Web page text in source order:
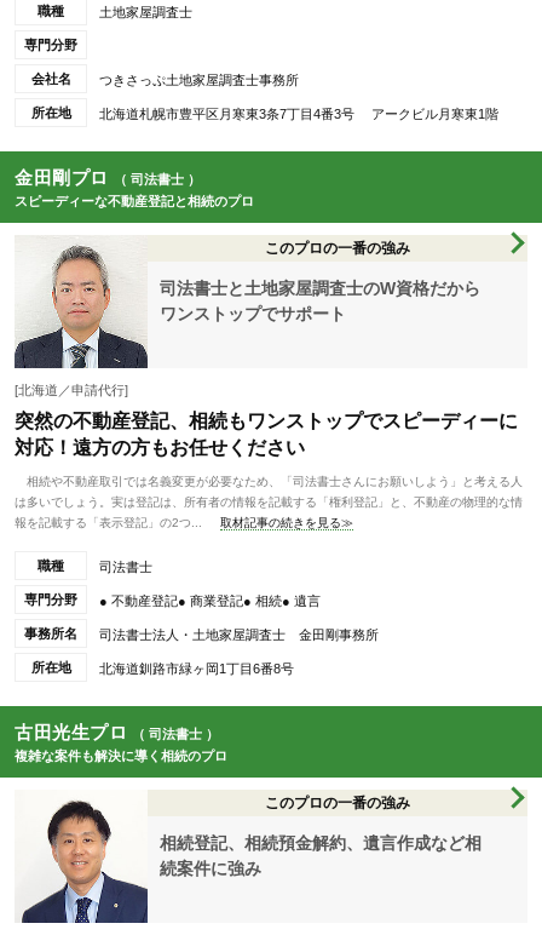
職種 土地家屋調査士
専門分野
会社名 つきさっぷ土地家屋調査士事務所
所在地 北海道札幌市豊平区月寒東3条7丁目4番3号 アークビル月寒東1階
金田剛プロ
（ 司法書士 ）
スピーディーな不動産登記と相続のプロ
このプロの一番の強み
司法書士と土地家屋調査士のW資格だから
ワンストップでサポート
[北海道／申請代行]
突然の不動産登記、相続もワンストップでスピーディーに
対応！遠方の方もお任せください
相続や不動産取引では名義変更が必要なため、「司法書士さんにお願いしよう」と考える人
は多いでしょう。実は登記は、所有者の情報を記載する「権利登記」と、不動産の物理的な情
報を記載する「表示登記」の2つ...
取材記事の続きを見る≫
職種 司法書士
専門分野 ● 不動産登記● 商業登記● 相続● 遺言
事務所名 司法書士法人・土地家屋調査士 金田剛事務所
所在地 北海道釧路市緑ヶ岡1丁目6番8号
古田光生プロ
（ 司法書士 ）
複雑な案件も解決に導く相続のプロ
このプロの一番の強み
相続登記、相続預金解約、遺言作成など相
続案件に強み